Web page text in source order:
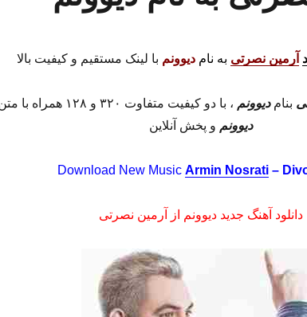
آرمین نصرتی به نام دیوونم با لینک مستقیم و کیفیت بالا
بنامدیوونم ، با دو کیفیت متفاوت ۳۲۰ و ۱۲۸ همراه با متن آهنگ
دیوونم و پخش آنلاین
Download New MusicArmin Nosrati –
دانلود آهنگ جدید دیوونم از آرمین نصرتی